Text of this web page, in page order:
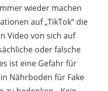
wieder machen
auf „TikTok“ die
Video von sich auf
oder falsche
ist eine Gefahr für
Nährboden für Fake